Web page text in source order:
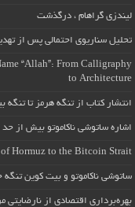
لیندزی گراهام ، درگذشت
تحلیل سناریوی احتمالی پس از
“Allah”: From Calligraphy
to Architecture
انتشار کتاب از تنگه هرمز تا
اشاره ساتوشی ناکاموتو بیش از
of Hormuz to the Bitcoin Strait
ساتوشی ناکاموتو و بیت کوین تنگه
بهره‌برداری اقتصادی از